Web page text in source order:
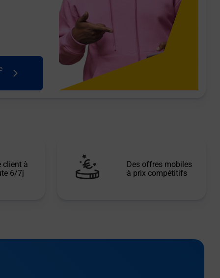
client à
6/7j
Des offres mobiles
à prix compétitifs